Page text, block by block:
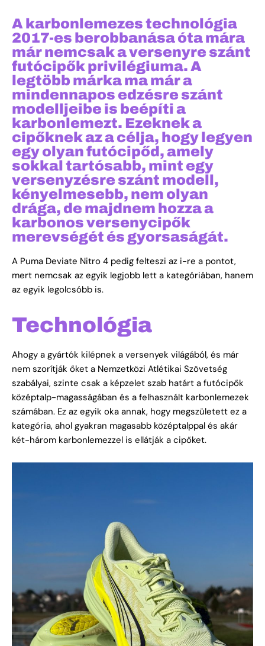
A karbonlemezes technológia
2017-es berobbanása óta mára
már nemcsak a versenyre szánt
futócipők privilégiuma. A
legtöbb márka ma már a
mindennapos edzésre szánt
modelljeibe is beépíti a
karbonlemezt. Ezeknek a
cipőknek az a célja, hogy legyen
egy olyan futócipőd, amely
sokkal tartósabb, mint egy
versenyzésre szánt modell,
kényelmesebb, nem olyan
drága, de majdnem hozza a
karbonos versenycipők
merevségét és gyorsaságát.
A Puma Deviate Nitro 4 pedig felteszi az i-re a pontot,
mert nemcsak az egyik legjobb lett a kategóriában, hanem
az egyik legolcsóbb is.
Technológia
Ahogy a gyártók kilépnek a versenyek világából, és már
nem szorítják őket a Nemzetközi Atlétikai Szövetség
szabályai, szinte csak a képzelet szab határt a futócipők
középtalp-magasságában és a felhasznált karbonlemezek
számában. Ez az egyik oka annak, hogy megszületett ez a
kategória, ahol gyakran magasabb középtalppal és akár
két-három karbonlemezzel is ellátják a cipőket.